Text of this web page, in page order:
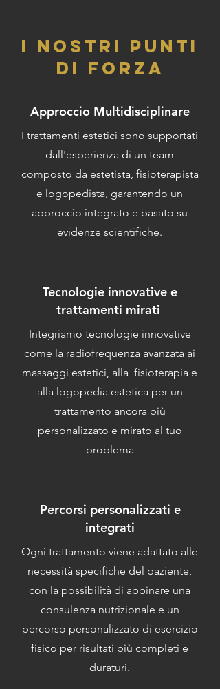
I NOSTRI PUNTI
DI FORZA
Approccio Multidisciplinare
I trattamenti estetici sono supportati
dall'esperienza di un team
composto da estetista, fisioterapista
e logopedista, garantendo un
approccio integrato e basato su
evidenze scientifiche.
Tecnologie innovative e
trattamenti mirati
Integriamo tecnologie innovative
come la radiofrequenza avanzata ai
massaggi estetici, alla fisioterapia e
alla logopedia estetica per un
trattamento ancora più
personalizzato e mirato al tuo
problema
Percorsi personalizzati e
integrati
Ogni trattamento viene adattato alle
necessità specifiche del paziente,
con la possibilità di abbinare una
consulenza nutrizionale e un
percorso personalizzato di esercizio
fisico per risultati più completi e
duraturi.